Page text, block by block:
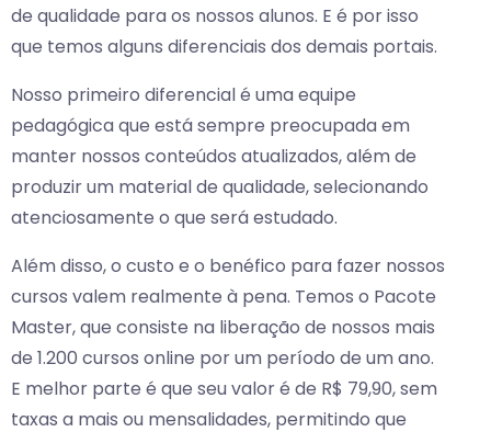
de qualidade para os nossos alunos. E é por isso
que temos alguns diferenciais dos demais portais.
Nosso primeiro diferencial é uma equipe
pedagógica que está sempre preocupada em
manter nossos conteúdos atualizados, além de
produzir um material de qualidade, selecionando
atenciosamente o que será estudado.
Além disso, o custo e o benéfico para fazer nossos
cursos valem realmente à pena. Temos o Pacote
Master, que consiste na liberação de nossos mais
de 1.200 cursos online por um período de um ano.
E melhor parte é que seu valor é de R$ 79,90, sem
taxas a mais ou mensalidades, permitindo que